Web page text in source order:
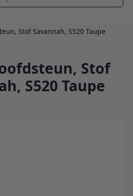
Stof Savannah, S520 Taupe
Stof
S520 Taupe